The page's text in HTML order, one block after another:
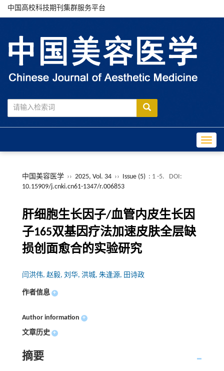
中国高校科技期刊集群服务平台
中国美容医学 ›› 2025, Vol. 34 ›› Issue (5) : 1 -5.
DOI:
10.15909/j.cnki.cn61-1347/r.006853
肝细胞生长因子/血管内皮生长因
子165双基因疗法加速皮肤全层缺
损创面愈合的实验研究
闫洪伟, 赵毅, 刘华, 洪城, 朱逢源, 田诗政
作者信息 +
Author information +
文章历史 +
摘要